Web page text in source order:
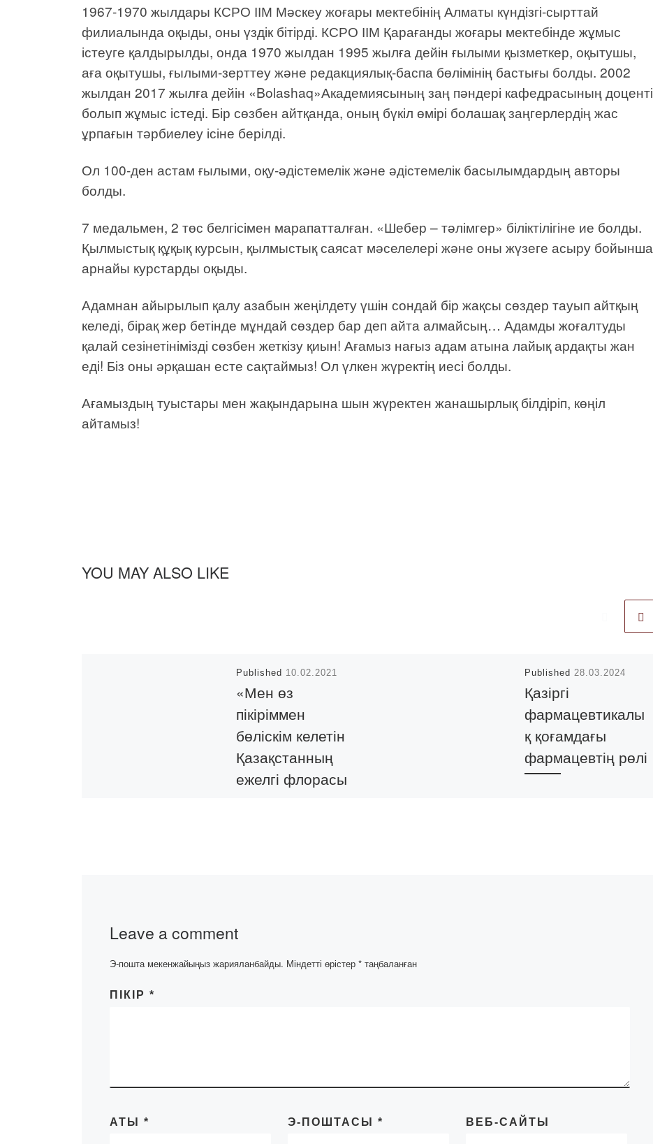
1967-1970 жылдары КСРО ІІМ Мәскеу жоғары мектебінің Алматы күндізгі-сырттай
филиалында оқыды, оны үздік бітірді. КСРО ІІМ Қарағанды жоғары мектебінде жұмыс
істеуге қалдырылды, онда 1970 жылдан 1995 жылға дейін ғылыми қызметкер, оқытушы,
аға оқытушы, ғылыми-зерттеу және редакциялық-баспа бөлімінің бастығы болды. 2002
жылдан 2017 жылға дейін «Bolashaq»Академиясының заң пәндері кафедрасының доценті
болып жұмыс істеді. Бір сөзбен айтқанда, оның бүкіл өмірі болашақ заңгерлердің жас
ұрпағын тәрбиелеу ісіне берілді.
Ол 100-ден астам ғылыми, оқу-әдістемелік және әдістемелік басылымдардың авторы
болды.
7 медальмен, 2 төс белгісімен марапатталған. «Шебер – тәлімгер» біліктілігіне ие болды.
Қылмыстық құқық курсын, қылмыстық саясат мәселелері және оны жүзеге асыру бойынша
арнайы курстарды оқыды.
Адамнан айырылып қалу азабын жеңілдету үшін сондай бір жақсы сөздер тауып айтқың
келеді, бірақ жер бетінде мұндай сөздер бар деп айта алмайсың… Адамды жоғалтуды
қалай сезінетінімізді сөзбен жеткізу қиын! Ағамыз нағыз адам атына лайық ардақты жан
еді! Біз оны әрқашан есте сақтаймыз! Ол үлкен жүректің иесі болды.
Ағамыздың туыстары мен жақындарына шын жүректен жанашырлық білдіріп, көңіл
айтамыз!
YOU MAY ALSO LIKE
Published 10.02.2021
«Мен өз
пікіріммен
бөліскім келетін
Қазақстанның
ежелгі флорасы
«Мен өз пікіріммен
Қазақстанның ежелгі
Published 28.03.2024
Қазіргі
фармацевтикалы
қ қоғамдағы
фармацевтің рөлі
Leave a comment
Э-пошта мекенжайыңыз жарияланбайды. Міндетті өрістер * таңбаланған
ПІКІР *
АТЫ * Э-ПОШТАСЫ * ВЕБ-САЙТЫ